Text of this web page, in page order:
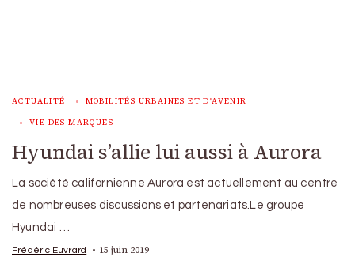
ACTUALITÉ MOBILITÉS URBAINES ET D'AVENIR
VIE DES MARQUES
Hyundai s’allie lui aussi à Aurora
La société californienne Aurora est actuellement au centre
de nombreuses discussions et partenariats.Le groupe
Hyundai …
Frédéric Euvrard 15 juin 2019